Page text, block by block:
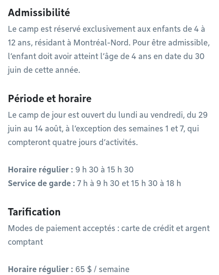
Admissibilité
Le camp est réservé exclusivement aux enfants de 4 à
12 ans, résidant à Montréal-Nord. Pour être admissible,
l’enfant doit avoir atteint l’âge de 4 ans en date du 30
juin de cette année.
Période et horaire
Le camp de jour est ouvert du lundi au vendredi, du 29
juin au 14 août, à l’exception des semaines 1 et 7, qui
compteront quatre jours d’activités.
Horaire régulier : 9 h 30 à 15 h 30
Service de garde : 7 h à 9 h 30 et 15 h 30 à 18 h
Tarification
Modes de paiement acceptés : carte de crédit et argent
comptant
Horaire régulier : 65 $ / semaine